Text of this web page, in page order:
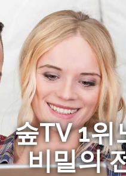
숲TV 1위
비밀의